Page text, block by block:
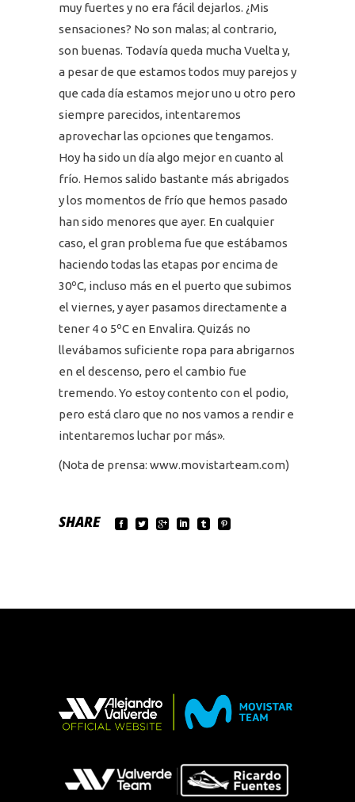
muy fuertes y no era fácil dejarlos. ¿Mis
sensaciones? No son malas; al contrario,
son buenas. Todavía queda mucha Vuelta y,
a pesar de que estamos todos muy parejos y
que cada día estamos mejor uno u otro pero
siempre parecidos, intentaremos
aprovechar las opciones que tengamos.
Hoy ha sido un día algo mejor en cuanto al
frío. Hemos salido bastante más abrigados
y los momentos de frío que hemos pasado
han sido menores que ayer. En cualquier
caso, el gran problema fue que estábamos
haciendo todas las etapas por encima de
30ºC, incluso más en el puerto que subimos
el viernes, y ayer pasamos directamente a
tener 4 o 5ºC en Envalira. Quizás no
llevábamos suficiente ropa para abrigarnos
en el descenso, pero el cambio fue
tremendo. Yo estoy contento con el podio,
pero está claro que no nos vamos a rendir e
intentaremos luchar por más».
(Nota de prensa: www.movistarteam.com)
SHARE